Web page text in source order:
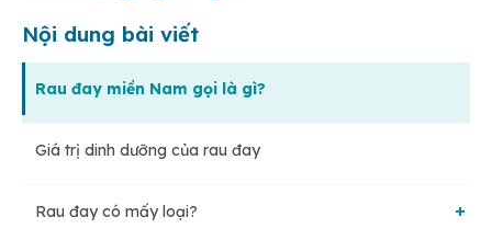
Nội dung bài viết
Rau đay miền Nam gọi là gì?
Giá trị dinh dưỡng của rau đay
Rau đay có mấy loại?